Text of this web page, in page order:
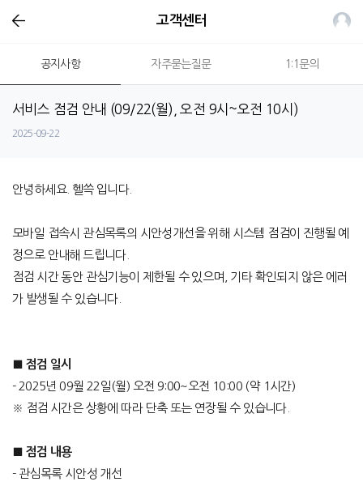
고객센터
공지사항 자주묻는질문 1:1문의
서비스 점검 안내 (09/22(월), 오전 9시~오전 10시)
2025-09-22
안녕하세요. 헬쓱 입니다.
모바일 접속시 관심목록의 시안성개선을 위해 시스템 점검이 진행될 예
정으로 안내해 드립니다.
점검 시간 동안 관심기능이 제한될 수 있으며, 기타 확인되지 않은 에러
가 발생될 수 있습니다.
■ 점검 일시
- 2025년 09월 22일(월) 오전 9:00~오전 10:00 (약 1시간)
※ 점검 시간은 상황에 따라 단축 또는 연장될 수 있습니다.
■ 점검 내용
- 관심목록 시안성 개선